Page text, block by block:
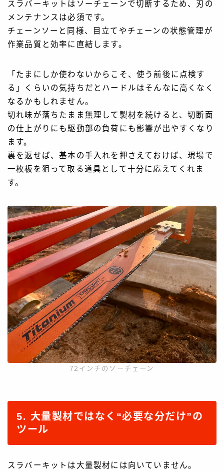
スラバーキットはソーチェーンで切断するため、刃の
メンテナンスは必須です。
チェーンソーと同様、目立てやチェーンの状態管理が
作業品質と効率に直結します。
「たまにしか使わないからこそ、使う前後に点検す
る」くらいの気持ちだとハードルはそんなに高くなく
なるかもしれません。
切れ味が落ちたまま無理して製材を続けると、切断面
の仕上がりにも駆動部の負荷にも影響が出やすくなり
ます。
裏を返せば、基本の手入れを押さえておけば、現場で
一枚板を狙って取る道具として十分に応えてくれま
す。
72インチのソーチェーン
5. 大量製材ではなく“必要な分だけ”の
ツール
スラバーキットは大量製材には向いていません。